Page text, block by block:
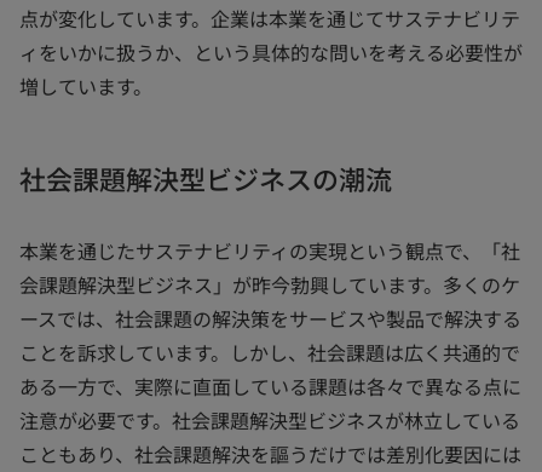
点が変化しています。企業は本業を通じてサステナビリテ
ィをいかに扱うか、という具体的な問いを考える必要性が
増しています。
社会課題解決型ビジネスの潮流
本業を通じたサステナビリティの実現という観点で、「社
会課題解決型ビジネス」が昨今勃興しています。多くのケ
ースでは、社会課題の解決策をサービスや製品で解決する
ことを訴求しています。しかし、社会課題は広く共通的で
ある一方で、実際に直面している課題は各々で異なる点に
注意が必要です。社会課題解決型ビジネスが林立している
こともあり、社会課題解決を謳うだけでは差別化要因には